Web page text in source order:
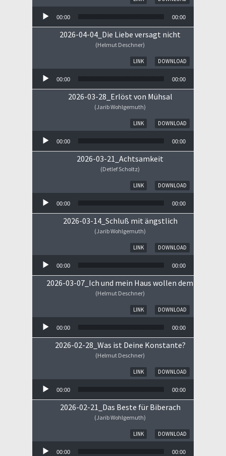
00:00 00:00
2026-04-04_Die Liebe versagt nicht
(Helmut Deschner)
DOWNLOAD
LINK
00:00 00:00
2026-03-28_Erlöst von Mühsal
(Jarib Wohlgemuth)
DOWNLOAD
LINK
00:00 00:00
2026-03-21_Achtsamkeit
(Detlef Scholtz)
DOWNLOAD
LINK
00:00 00:00
2026-03-14_Schluß mit ängstlich
(Jarib Wohlgemuth)
DOWNLOAD
LINK
00:00 00:00
2026-03-07_Ich und mein Haus wollen dem HERRN
(Helmut Deschner)
DOWNLOAD
LINK
00:00 00:00
2026-02-28_Was ist Deine Konstante?
(Helmut Deschner)
DOWNLOAD
LINK
00:00 00:00
2026-02-21_Das Beste für Biberach
(Jarib Wohlgemuth)
DOWNLOAD
LINK
00:00 00:00